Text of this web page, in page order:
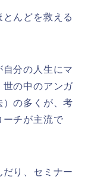
んどを救える
分の人生にマ
世の中のアンガ
の多くが、考
ーチが主流で
り、セミナー